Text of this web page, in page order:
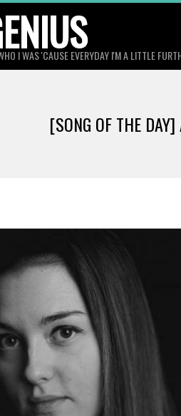
I WAS 'CAUSE EVERYDAY I'M A LITTLE
[SONG OF THE